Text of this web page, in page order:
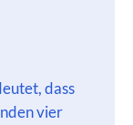
dass
vier